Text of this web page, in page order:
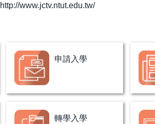
http://www.jctv.ntut.edu.tw/
申請入學
轉學入學